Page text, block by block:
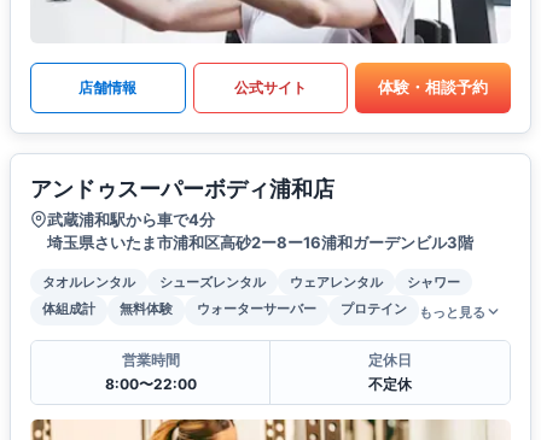
店舗情報 公式サイト 体験・相談予約
アンドゥスーパーボディ浦和店
武蔵浦和駅から車で4分
埼玉県さいたま市浦和区高砂2ー8ー16浦和ガーデンビル3階
タオルレンタル シューズレンタル ウェアレンタル
シャワー
体組成計
無料体験 ウォーターサーバー プロテイン もっと見る
営業時間
8:00〜22:00
定休日
不定休